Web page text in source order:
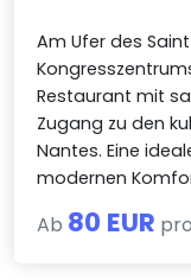
Am Ufer des
Restaurant mit
Zugang zu den
Nantes. Eine
modernen
Ab 80 EUR